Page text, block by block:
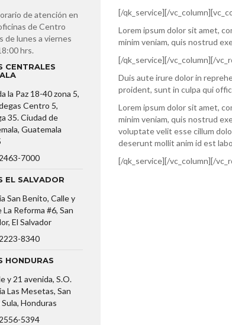
de atención en
de Centro
de lunes a viernes
hrs.
CENTRALES
la Paz 18-40 zona 5,
Centro 5,
35. Ciudad de
Guatemala
7000
EL SALVADOR
San Benito, Calle y
La Reforma #6, San
El Salvador
8340
HONDURAS
y 21 avenida, S.O.
Las Mesetas, San
Honduras
5394
[/qk_service][/
Lorem ipsum dolor sit amet,
minim veniam, quis nostrud
[/qk_service][/vc_column][/
Duis aute irure dolor in
proident, sunt in culpa qui
Lorem ipsum dolor sit amet,
minim veniam, quis nostrud
voluptate velit esse cillum
deserunt mollit anim id est
[/qk_service][/vc_column][/